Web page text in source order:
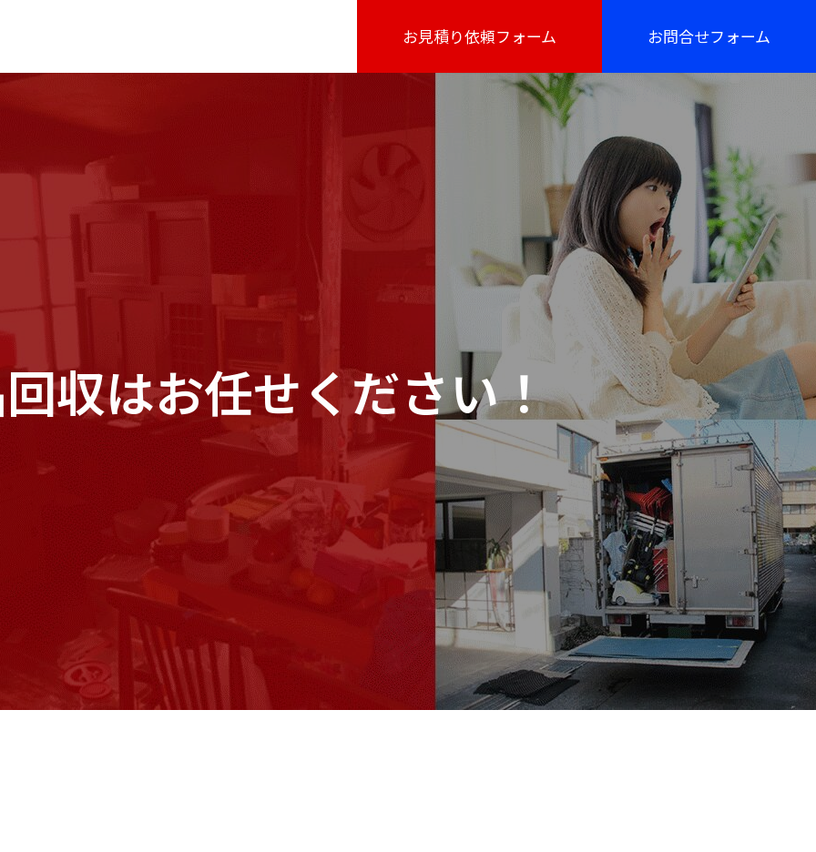
お見積り依頼フォーム お問合せフォーム
収はお任せください！